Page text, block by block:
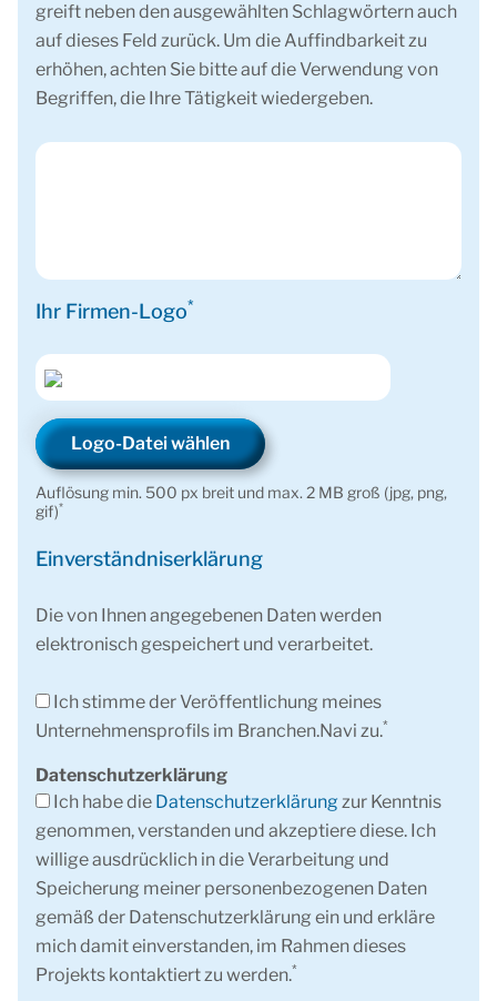
greift neben den ausgewählten Schlagwörtern auch
auf dieses Feld zurück. Um die Auffindbarkeit zu
erhöhen, achten Sie bitte auf die Verwendung von
Begriffen, die Ihre Tätigkeit wiedergeben.
Ihr Firmen-Logo*
Logo-Datei wählen
Auflösung min. 500 px breit und max. 2 MB groß (jpg, png,
gif)*
Einverständniserklärung
Die von Ihnen angegebenen Daten werden
elektronisch gespeichert und verarbeitet.
Ich stimme der Veröffentlichung meines
Unternehmensprofils im Branchen.Navi zu.*
Datenschutzerklärung
Ich habe die Datenschutzerklärungzur Kenntnis
genommen, verstanden und akzeptiere diese. Ich
willige ausdrücklich in die Verarbeitung und
Speicherung meiner personenbezogenen Daten
gemäß der Datenschutzerklärung ein und erkläre
mich damit einverstanden, im Rahmen dieses
Projekts kontaktiert zu werden.*